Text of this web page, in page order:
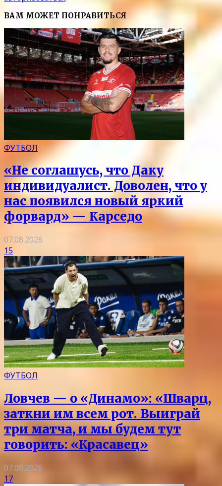
ВАМ МОЖЕТ ПОНРАВИТЬСЯ
ФУТБОЛ
«Не соглашусь, что Даку
индивидуалист. Доволен, что у
нас появился новый яркий
форвард» — Карседо
07.08.2026
15
ФУТБОЛ
Ловчев — о «Динамо»: «Шварц,
заткни им всем рот. Выиграй
три матча, и мы будем тут
говорить: «Красавец»
07.08.2026
17